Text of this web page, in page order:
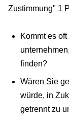
Zustimmung" 1
Kommt es
finden?
Wären Sie
würde, in
getrennt zu